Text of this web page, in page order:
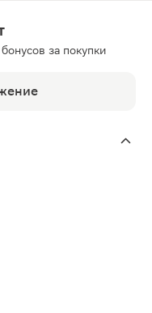
за покупки